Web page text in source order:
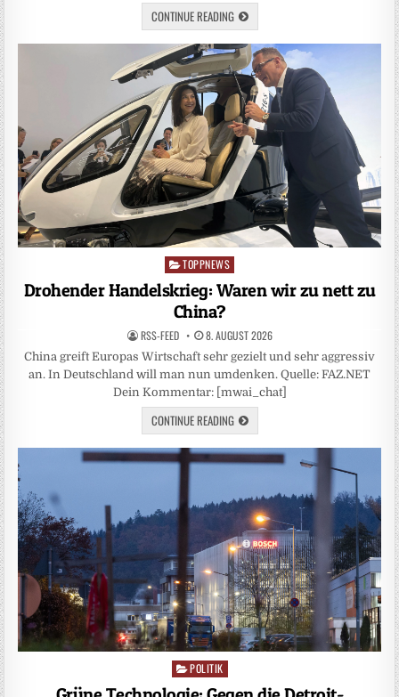
CONTINUE READING
Posted
in
TOPPNEWS
Drohender Handelskrieg: Waren wir zu nett zu
China?
RSS-FEED 8. AUGUST 2026
China greift Europas Wirtschaft sehr gezielt und sehr aggressiv
an. In Deutschland will man nun umdenken. Quelle: FAZ.NET
Dein Kommentar: [mwai_chat]
CONTINUE READING
Posted
POLITIK